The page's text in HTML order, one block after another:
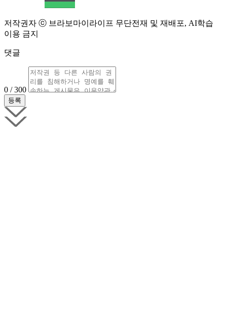
저작권자 ⓒ 브라보마이라이프 무단전재 및 재배포, AI학습
이용 금지
댓글
0 / 300